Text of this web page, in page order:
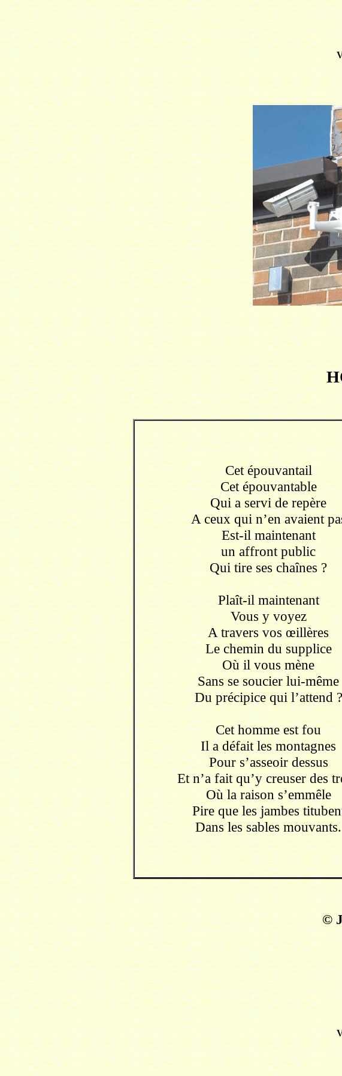
Cet épouvantail
Cet épouvantable
Qui a servi de repère
A ceux qui n’en avaient
Est-il maintenant
un affront public
Qui tire ses chaînes ?
Plaît-il maintenant
Vous y voyez
A travers vos œillères
Le chemin du supplice
Où il vous mène
Sans se soucier lui-même
Du précipice qui l’attend ?
Cet homme est fou
Il a défait les montagnes
Pour s’asseoir dessus
Et n’a fait qu’y creuser des
Où la raison s’emmêle
Pire que les jambes
Dans les sables mouvants.
©